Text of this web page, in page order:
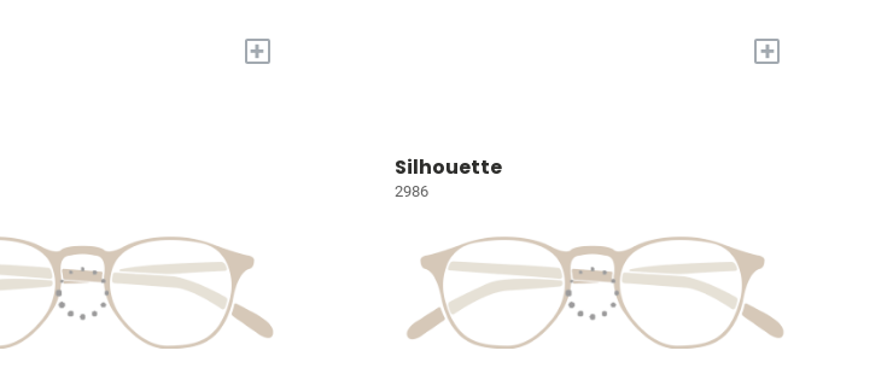
+ +
Silhouette
2986